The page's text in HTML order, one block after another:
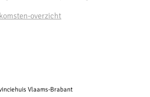
overzicht
Vlaams-Brabant